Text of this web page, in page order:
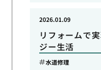
リフォームで
ジー生活
2026.01.09
水道修理